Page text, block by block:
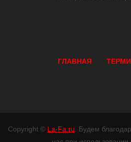
ГЛАВНАЯ
Copyright © La-Fa.ru . Будем